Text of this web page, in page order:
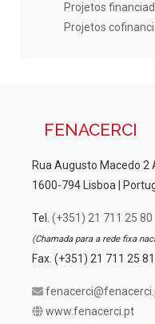
Projetos
Projetos
FENACERCI
Rua Augusto Macedo 2
1600-794 Lisboa |
Tel. (+351) 21 711 25 80
(Chamada para a rede fixa
Fax. (+351) 21 711 25 81
www.fenacerci.pt